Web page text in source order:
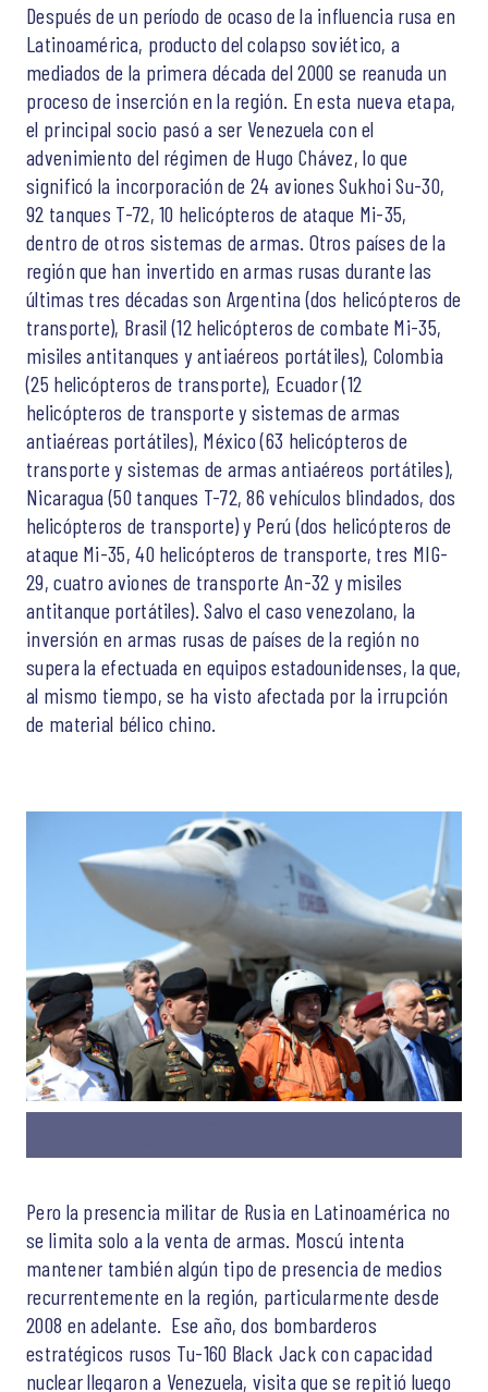
Después de un período de ocaso de la influencia rusa en
Latinoamérica, producto del colapso soviético, a
mediados de la primera década del 2000 se reanuda un
proceso de inserción en la región. En esta nueva etapa,
el principal socio pasó a ser Venezuela con el
advenimiento del régimen de Hugo Chávez, lo que
significó la incorporación de 24 aviones Sukhoi Su-30,
92 tanques T-72, 10 helicópteros de ataque Mi-35,
dentro de otros sistemas de armas. Otros países de la
región que han invertido en armas rusas durante las
últimas tres décadas son Argentina (dos helicópteros de
transporte), Brasil (12 helicópteros de combate Mi-35,
misiles antitanques y antiaéreos portátiles), Colombia
(25 helicópteros de transporte), Ecuador (12
helicópteros de transporte y sistemas de armas
antiaéreas portátiles), México (63 helicópteros de
transporte y sistemas de armas antiaéreos portátiles),
Nicaragua (50 tanques T-72, 86 vehículos blindados, dos
helicópteros de transporte) y Perú (dos helicópteros de
ataque Mi-35, 40 helicópteros de transporte, tres MIG-
29, cuatro aviones de transporte An-32 y misiles
antitanque portátiles). Salvo el caso venezolano, la
inversión en armas rusas de países de la región no
supera la efectuada en equipos estadounidenses, la que,
al mismo tiempo, se ha visto afectada por la irrupción
de material bélico chino.
Pero la presencia militar de Rusia en Latinoamérica no
se limita solo a la venta de armas. Moscú intenta
mantener también algún tipo de presencia de medios
recurrentemente en la región, particularmente desde
2008 en adelante. Ese año, dos bombarderos
estratégicos rusos Tu-160 Black Jack con capacidad
nuclear llegaron a Venezuela, visita que se repitió luego